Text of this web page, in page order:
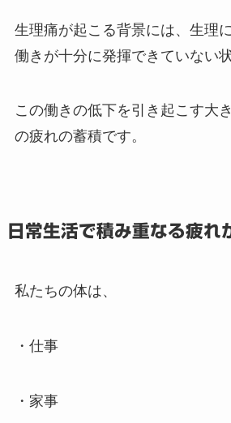
生理痛が起こる背景には、生理
働きが十分に発揮できていない
この働きの低下を引き起こす大
の疲れの蓄積です。
日常生活で積み重なる疲れ
私たちの体は、
・仕事
・家事